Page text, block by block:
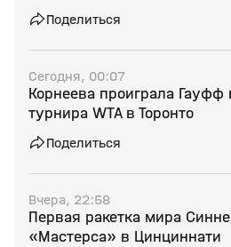
Поделиться
Сегодня, 00:07
Корнеева проиграла Гауфф
турнира WTA в Торонто
Поделиться
Вчера, 22:58
Первая ракетка мира
«Мастерса» в Цинциннати